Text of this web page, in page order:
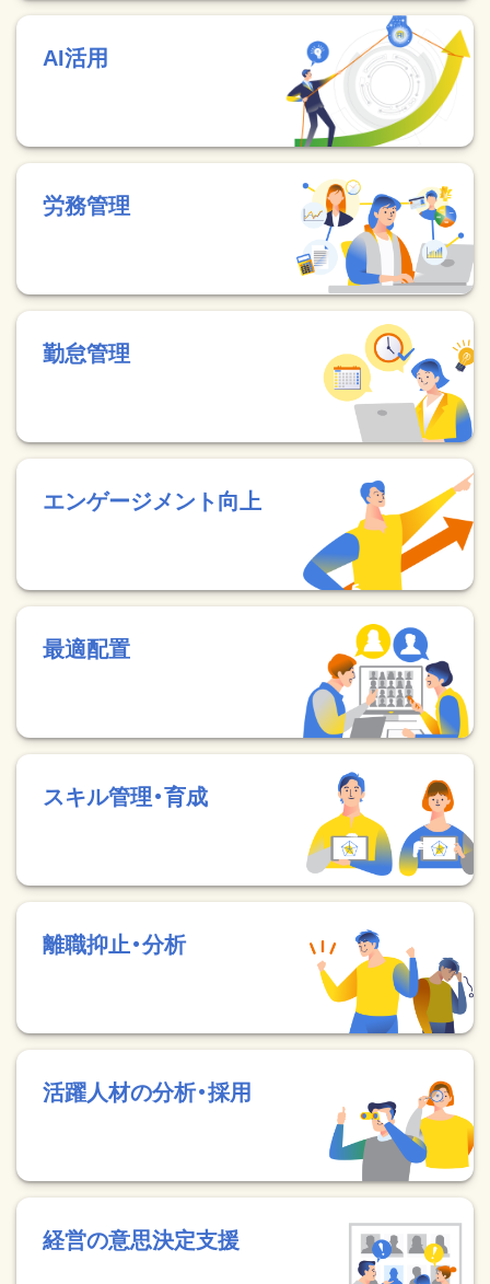
AI活用
労務管理
勤怠管理
エンゲージメント向上
最適配置
スキル管理・育成
離職抑止・分析
活躍人材の分析・採用
経営の意思決定支援